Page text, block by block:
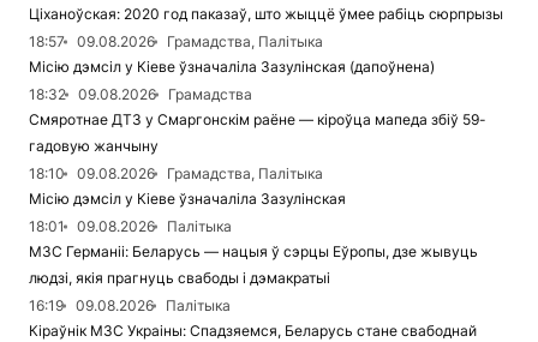
Ціханоўская: 2020 год паказаў, што жыццё ўмее рабіць сюрпрызы
18:57
09.08.2026
Грамадства, Палітыка
Місію дэмсіл у Кіеве ўзначаліла Зазулінская (дапоўнена)
18:32
09.08.2026
Грамадства
Смяротнае ДТЗ у Смаргонскім раёне — кіроўца мапеда збіў 59-
гадовую жанчыну
18:10
09.08.2026
Грамадства, Палітыка
Місію дэмсіл у Кіеве ўзначаліла Зазулінская
18:01
09.08.2026
Палітыка
МЗС Германіі: Беларусь — нацыя ў сэрцы Еўропы, дзе жывуць
людзі, якія прагнуць свабоды і дэмакратыі
16:19
09.08.2026
Палітыка
Кіраўнік МЗС Украіны: Спадзяемся, Беларусь стане свабоднай